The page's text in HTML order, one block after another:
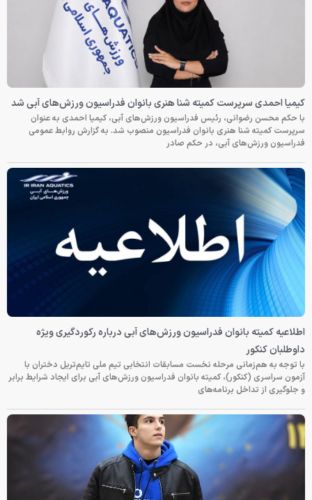
کیمیا احمدی سرپرست کمیته شنا هنری بانوان فدراسیون ورزش‌های آبی شد
با حکم محسن رضوانی، رئیس فدراسیون ورزش‌های آبی، کیمیا احمدی به عنوان
سرپرست کمیته شنا هنری بانوان فدراسیون منصوب شد. به گزارش روابط عمومی
فدراسیون ورزش‌های آبی، در حکم صادر
اطلاعیه کمیته بانوان فدراسیون ورزش‌های آبی درباره رکوردگیری ویژه
داوطلبان کنکور
با توجه به هم‌زمانی مرحله نخست مسابقات انتخابی تیم ملی تایم‌تریل دختران با
آزمون سراسری (کنکور)، کمیته بانوان فدراسیون ورزش‌های آبی برای ایجاد شرایط برابر
و جلوگیری از تداخل برنامه‌های